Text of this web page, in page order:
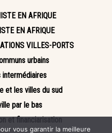
EN AFRIQUE
EN AFRIQUE
VILLES-PORTS
urbains
intermédiaires
et les villes du sud
par le bas
et financiarisation
vous garantir la meilleure